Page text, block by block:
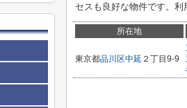
セスも良好な物件です。利
所在地
東京都品川区中延 ２丁目9-9